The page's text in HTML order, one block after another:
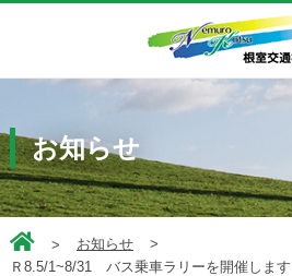
お知らせ
お知らせ
Ｒ8.5/1~8/31 バス乗車ラリーを開催します